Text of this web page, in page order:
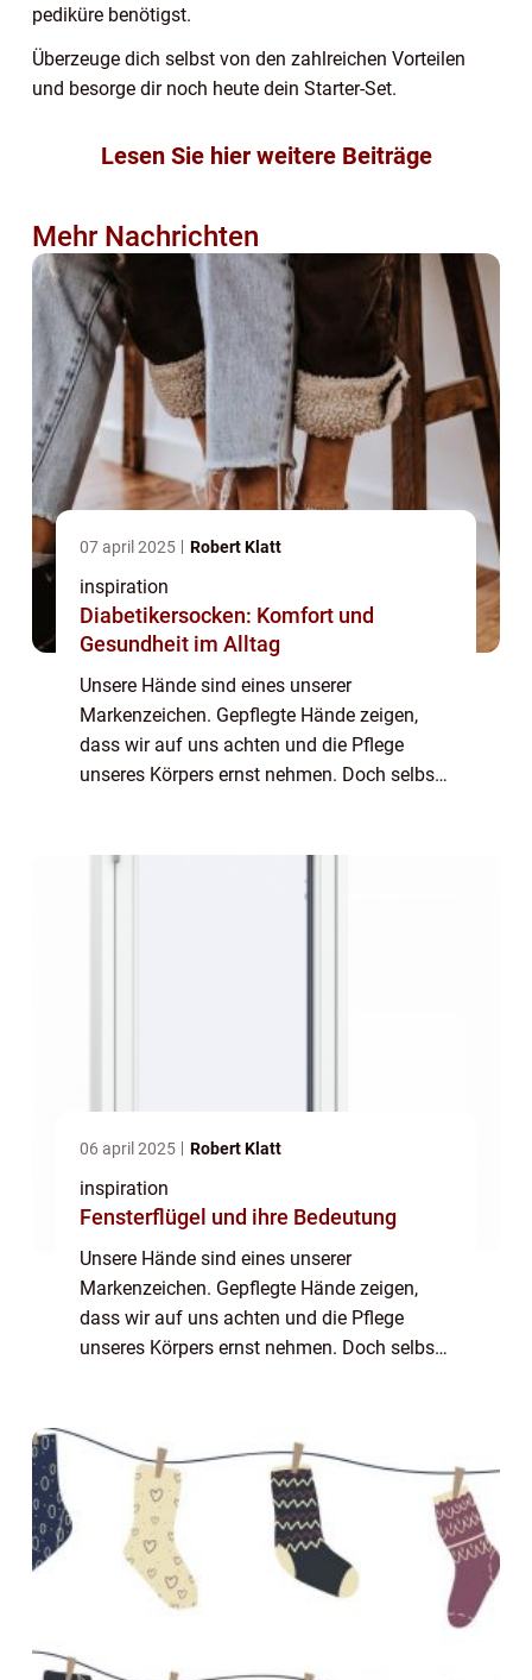
pediküre benötigst.
Überzeuge dich selbst von den zahlreichen Vorteilen
und besorge dir noch heute dein Starter-Set.
Lesen Sie hier weitere Beiträge
Mehr Nachrichten
07 april 2025 Robert Klatt
inspiration
Diabetikersocken: Komfort und
Gesundheit im Alltag
Unsere Hände sind eines unserer
Markenzeichen. Gepflegte Hände zeigen,
dass wir auf uns achten und die Pflege
unseres Körpers ernst nehmen. Doch selbst
06 april 2025 Robert Klatt
inspiration
Fensterflügel und ihre Bedeutung
Unsere Hände sind eines unserer
Markenzeichen. Gepflegte Hände zeigen,
dass wir auf uns achten und die Pflege
unseres Körpers ernst nehmen. Doch selbst